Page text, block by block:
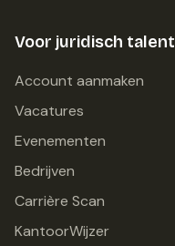
Voor juridisch talent
Account aanmaken
Vacatures
Evenementen
Bedrijven
Carrière Scan
KantoorWijzer